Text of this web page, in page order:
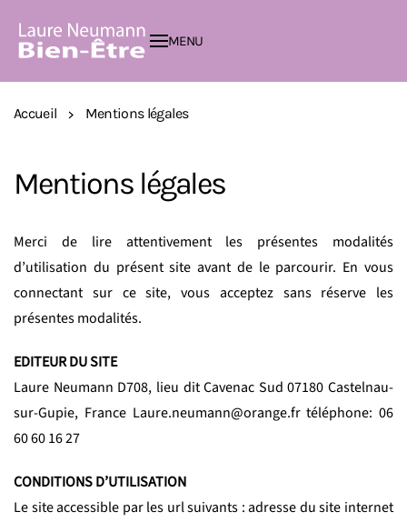
Passer au contenu principal
MENU
Accueil Mentions légales
Mentions légales
Merci de lire attentivement les présentes modalités
d’utilisation du présent site avant de le parcourir. En vous
connectant sur ce site, vous acceptez sans réserve les
présentes modalités.
EDITEUR DU SITE
Laure Neumann D708, lieu dit Cavenac Sud 07180 Castelnau-
sur-Gupie, France Laure.neumann@orange.fr téléphone: 06
60 60 16 27
CONDITIONS D’UTILISATION
Le site accessible par les url suivants : adresse du site internet